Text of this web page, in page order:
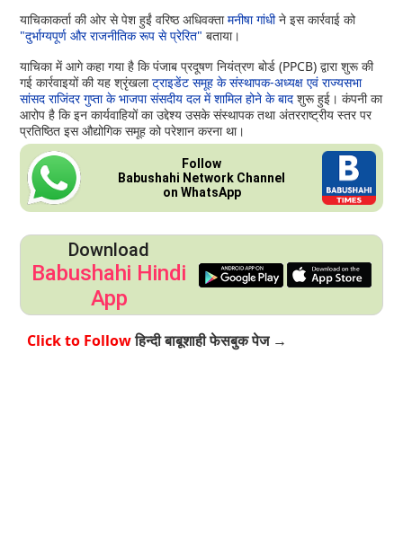
याचिकाकर्ता की ओर से पेश हुईं वरिष्ठ अधिवक्तामनीषा गांधीने इस कार्रवाई को
"दुर्भाग्यपूर्ण और राजनीतिक रूप से प्रेरित" बताया।
याचिका में आगे कहा गया है कि पंजाब प्रदूषण नियंत्रण बोर्ड (PPCB) द्वारा शुरू की
गई कार्रवाइयों की यह श्रृंखलाट्राइडेंट समूह के संस्थापक-अध्यक्ष एवं राज्यसभा
सांसद राजिंदर गुप्ता के भाजपा संसदीय दल में शामिल होने के बाद शुरू हुई। कंपनी का
आरोप है कि इन कार्यवाहियों का उद्देश्य उसके संस्थापक तथा अंतरराष्ट्रीय स्तर पर
प्रतिष्ठित इस औद्योगिक समूह को परेशान करना था।
Follow
Babushahi Network Channel
on WhatsApp
Download
Babushahi Hindi
App
Click to Followहिन्दी बाबूशाही फेसबुक पेज →